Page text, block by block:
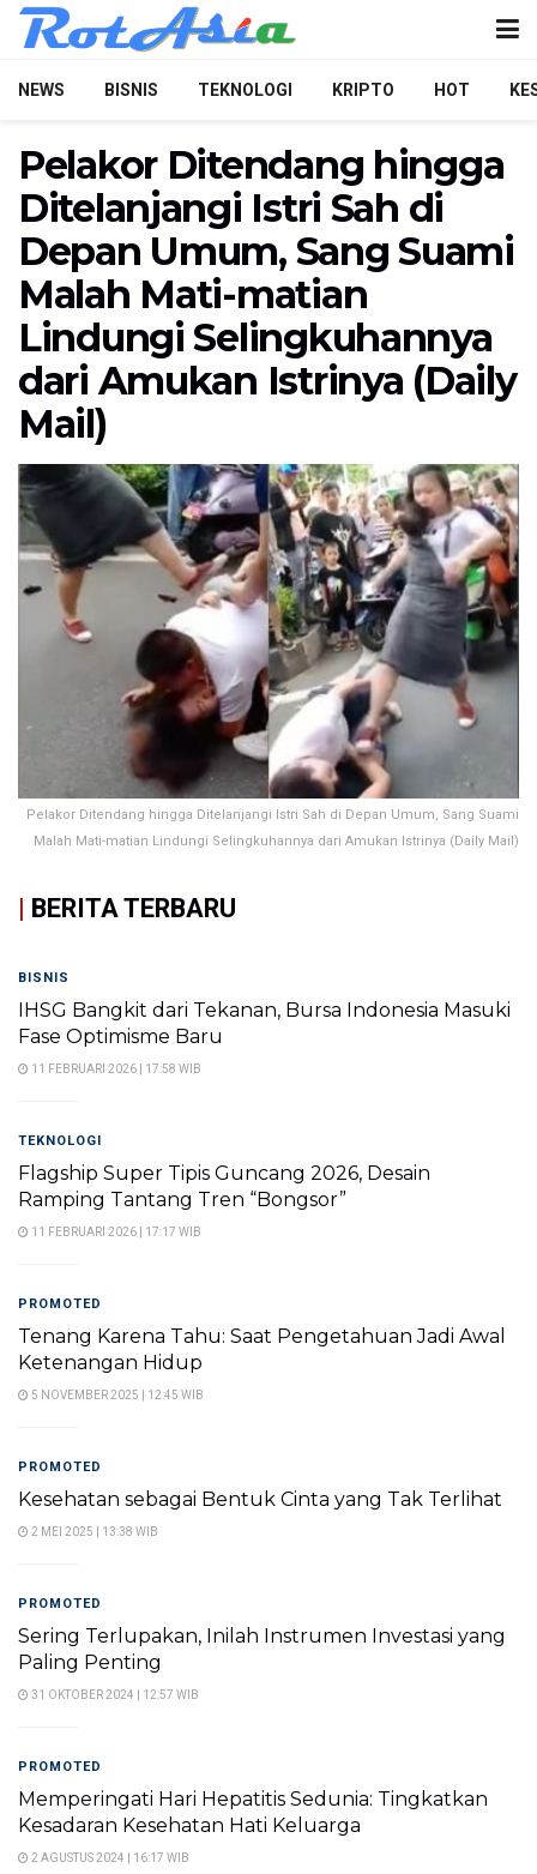
NEWS BISNIS TEKNOLOGI KRIPTO HOT
Pelakor Ditendang hingga
Ditelanjangi Istri Sah di
Depan Umum, Sang Suami
Malah Mati-matian
Lindungi Selingkuhannya
dari Amukan Istrinya (Daily
Mail)
Pelakor Ditendang hingga Ditelanjangi Istri Sah di Depan Umum, Sang Suami
Malah Mati-matian Lindungi Selingkuhannya dari Amukan Istrinya (Daily Mail)
| BERITA TERBARU
BISNIS
IHSG Bangkit dari Tekanan, Bursa Indonesia Masuki
Fase Optimisme Baru
11 FEBRUARI 2026 | 17:58 WIB
TEKNOLOGI
Flagship Super Tipis Guncang 2026, Desain
Ramping Tantang Tren “Bongsor”
11 FEBRUARI 2026 | 17:17 WIB
PROMOTED
Tenang Karena Tahu: Saat Pengetahuan Jadi Awal
Ketenangan Hidup
5 NOVEMBER 2025 | 12:45 WIB
PROMOTED
Kesehatan sebagai Bentuk Cinta yang Tak Terlihat
2 MEI 2025 | 13:38 WIB
PROMOTED
Sering Terlupakan, Inilah Instrumen Investasi yang
Paling Penting
31 OKTOBER 2024 | 12:57 WIB
PROMOTED
Memperingati Hari Hepatitis Sedunia: Tingkatkan
Kesadaran Kesehatan Hati Keluarga
2 AGUSTUS 2024 | 16:17 WIB